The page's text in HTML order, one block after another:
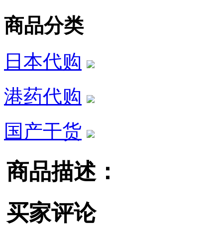
商品分类
日本代购
港药代购
国产干货
商品描述：
买家评论